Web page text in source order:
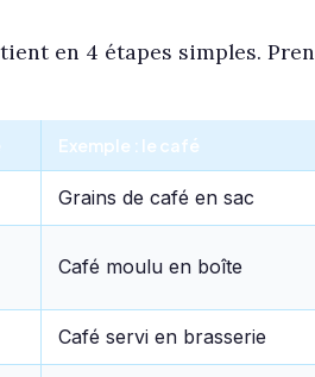
en 4 étapes simples.
Exemple : le café
Grains de café en sac
Café moulu en boîte
Café servi en brasserie